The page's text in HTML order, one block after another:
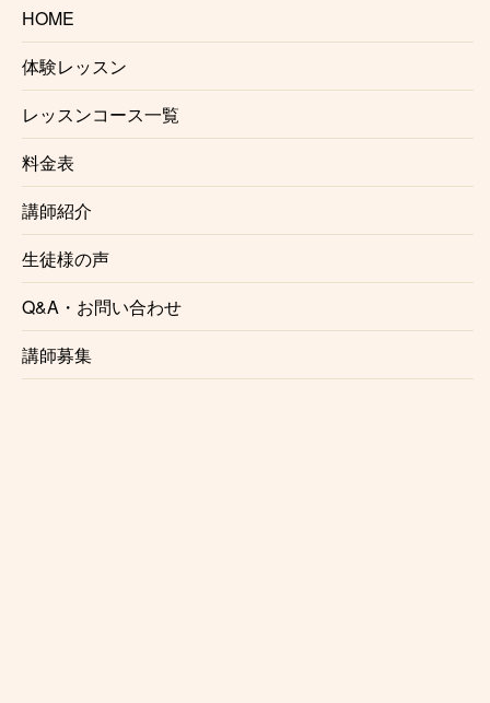
HOME
体験レッスン
レッスンコース一覧
料金表
講師紹介
生徒様の声
Q&A・お問い合わせ
講師募集
『リラックスして受講することができました』
『これからも自分のドラムを上達できると思いまし
た』
『できないところも親身になって教えてくださる先生
でした』
『楽しくてワクワクする気持ちを引き出してくれる先
生でした』
『私が楽しめるように教えてくださいました！』
『ドラムだけは楽しんで続けています』
『非常にわかりやすく丁寧に教えていただきました』
『成長していることを実感できました』
生徒様の声一覧はこちら